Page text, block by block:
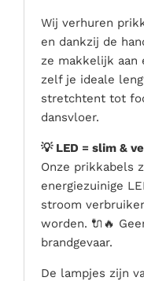
Wij verhuren
en dankzij de
ze makkelijk aan
zelf je ideale
stretchtent tot
dansvloer.
💡 LED = slim &
Onze prikkabels
energiezuinige
stroom
worden. 🔌🔥
brandgevaar.
De lampjes zijn